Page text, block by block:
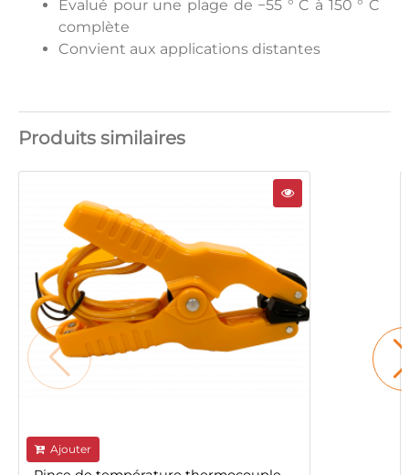
Évalué pour une plage de −55 ° C à 150 ° C
complète
Convient aux applications distantes
Produits similaires
Ajouter